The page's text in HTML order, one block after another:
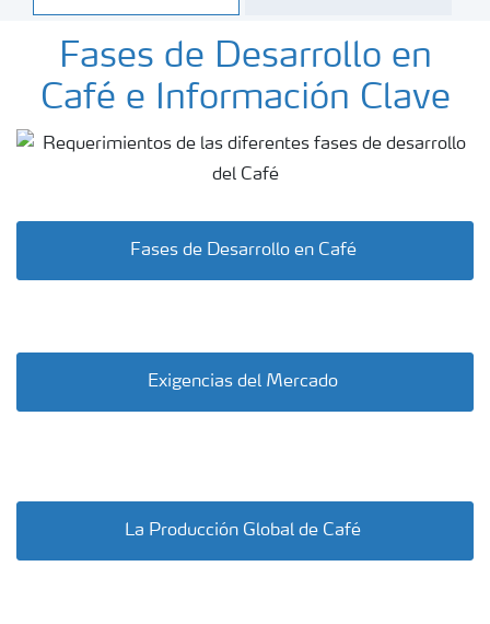
Fases de Desarrollo en
Café e Información Clave
Fases de Desarrollo en Café
Exigencias del Mercado
La Producción Global de Café